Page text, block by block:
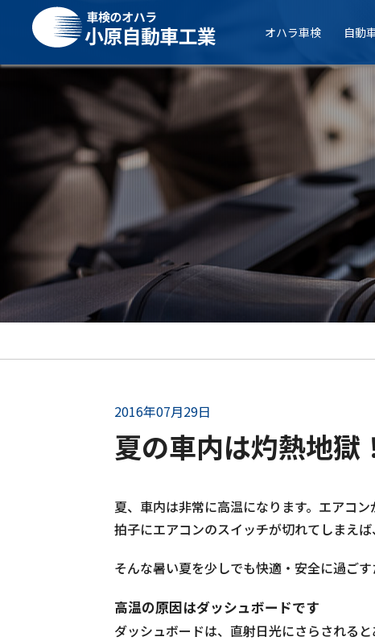
オハラ車検 自動
2016年07月29日
夏の車内は灼熱地獄
夏、車内は非常に高温になります。エアコ
拍子にエアコンのスイッチが切れてしまえば
そんな暑い夏を少しでも快適・安全に過ご
高温の原因はダッシュボードです
ダッシュボードは、直射日光にさらされる